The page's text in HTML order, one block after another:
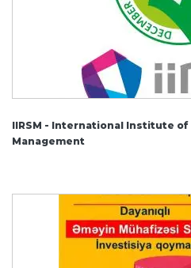
IIRSM - International Institute of
Management